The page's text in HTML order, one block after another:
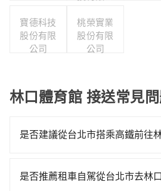
寶德科技
股份有限
公司
桃榮實業
股份有限
公司
林口體育館 接送常見
是否建議從台北市搭乘高鐵前往
時、轉車麻煩！從最早06:26一直
是否推薦租車自駕從台北市去林